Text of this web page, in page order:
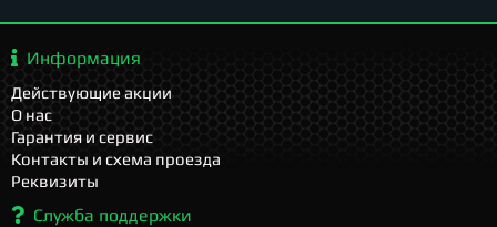
Информация
Действующие акции
О нас
Гарантия и сервис
Контакты и схема проезда
Реквизиты
Служба поддержки